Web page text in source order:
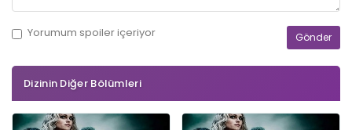
Yorumum spoileriçeriyor
Dizinin Diğer Bölümleri